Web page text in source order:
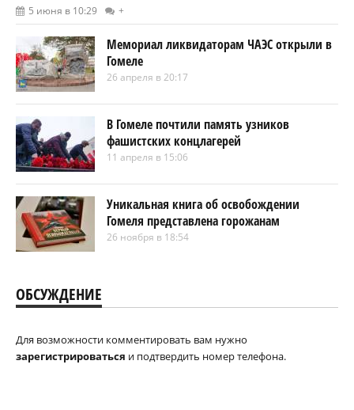
5 июня в 10:29 +
Мемориал ликвидаторам ЧАЭС открыли в
Гомеле
26 апреля в 20:17
В Гомеле почтили память узников
фашистских концлагерей
11 апреля в 15:06
Уникальная книга об освобождении
Гомеля представлена горожанам
26 ноября в 18:54
ОБСУЖДЕНИЕ
Для возможности комментировать вам нужно
зарегистрироваться и подтвердить номер телефона.